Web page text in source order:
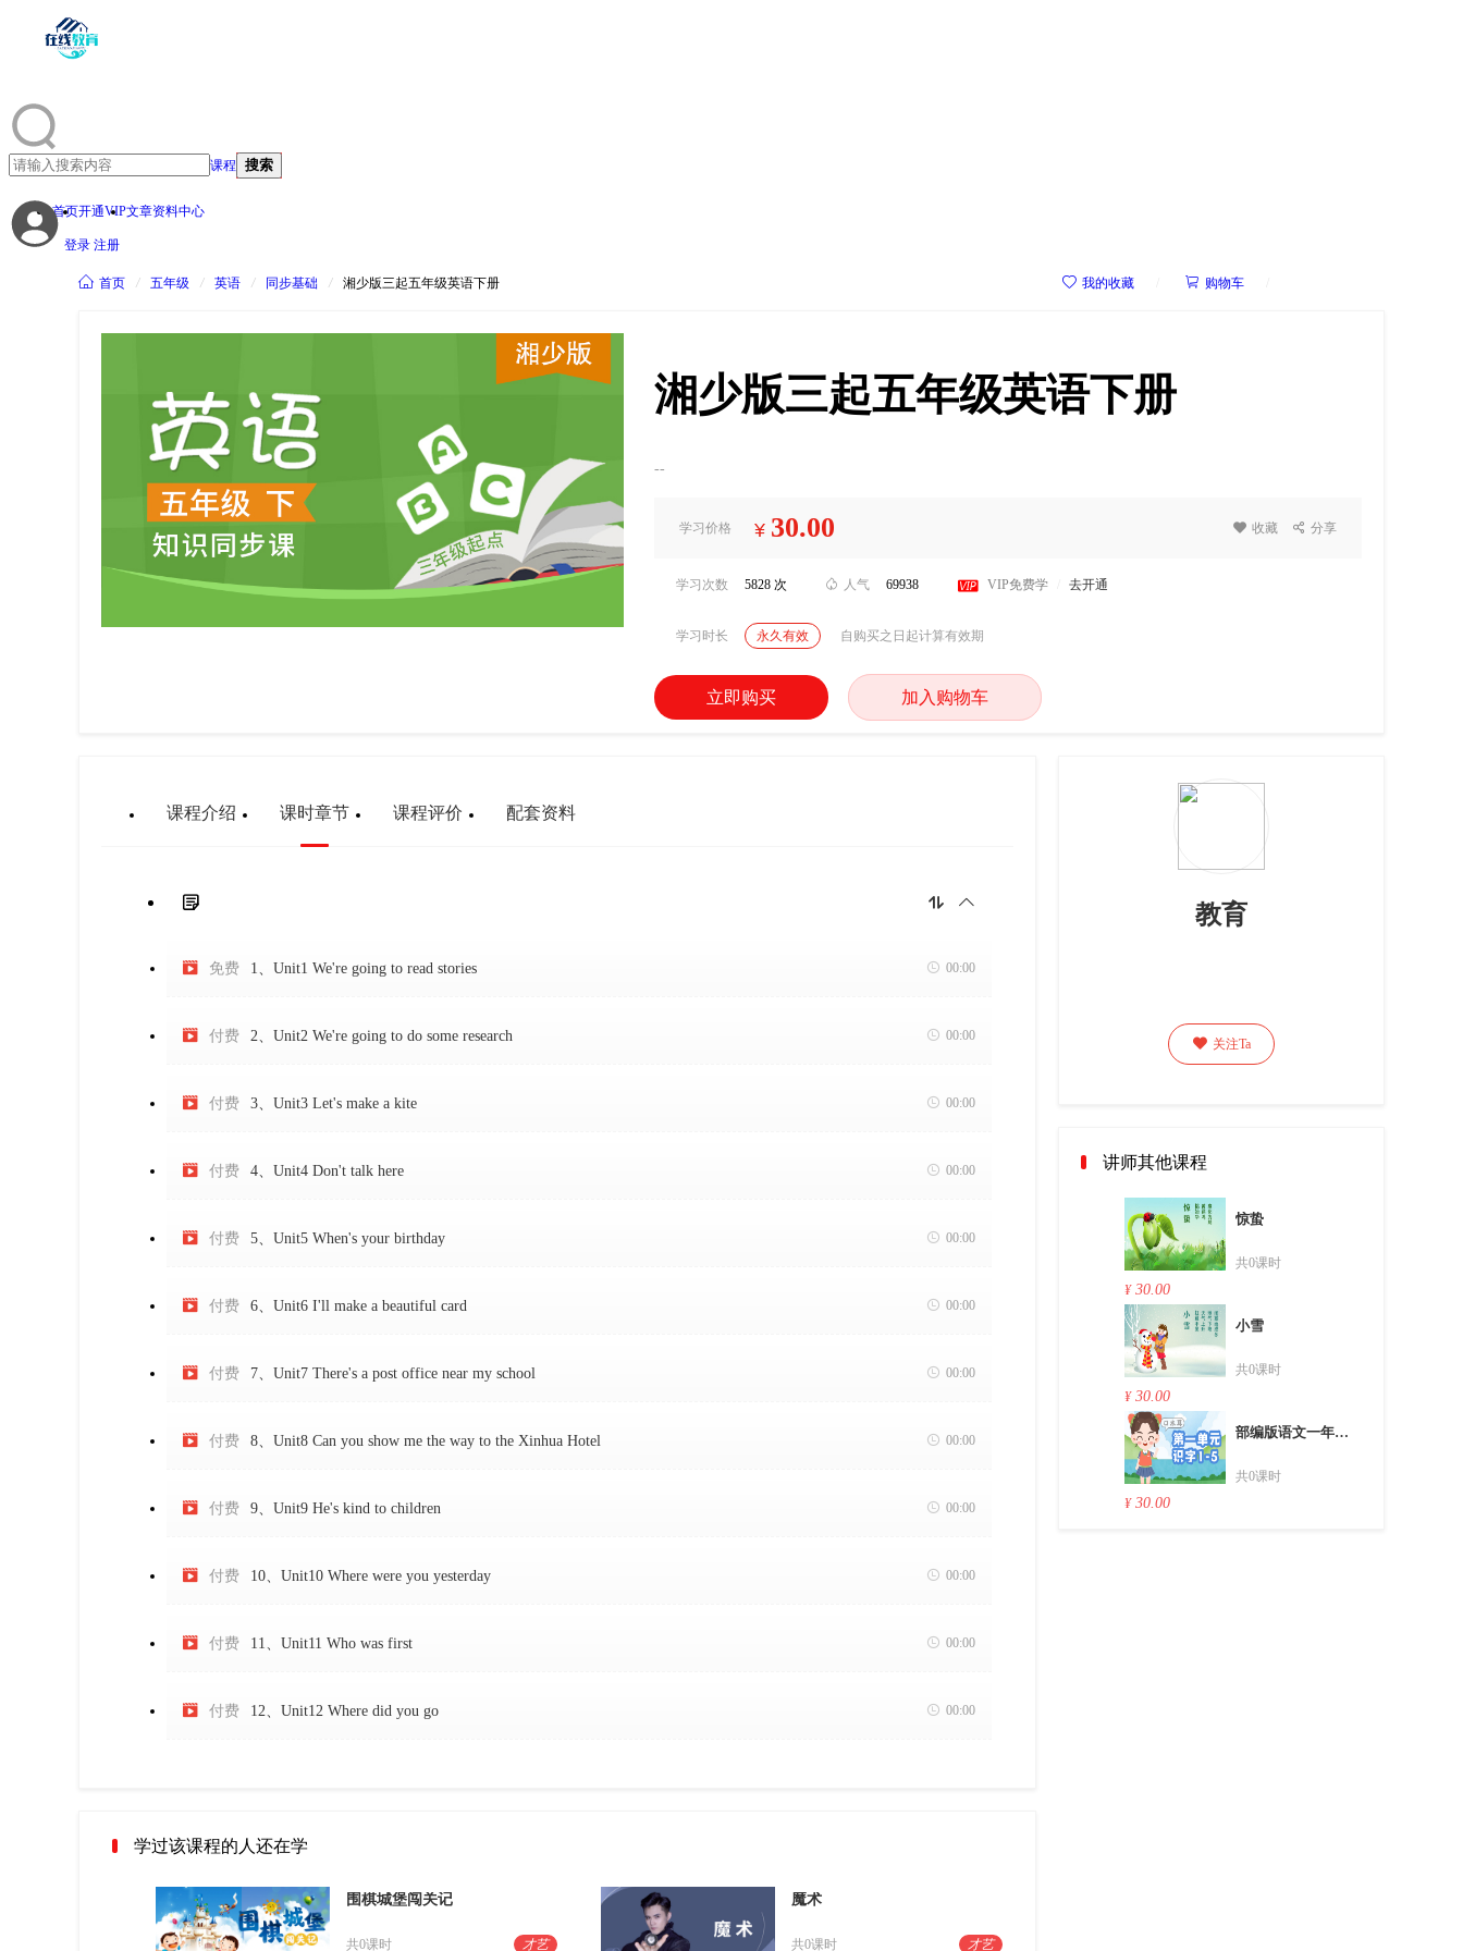
课程 搜索
登录 注册
首页开通VIP文章资料中心
 我的收藏  购物车
 首页 / 五年级 / 英语 / 同步基础 / 湘少版三起五年级英语下册
湘少版三起五年级英语下册
--
学习价格 ¥ 30.00  收藏  分享
学习次数 5828 次  人气 69938  VIP免费学 去开通
学习时长 永久有效 自购买之日起计算有效期
立即购买 加入购物车
课程介绍 课时章节 课程评价 配套资料
 

 00:00
 免费 1、Unit1 We're going to read stories
 00:00
 付费 2、Unit2 We're going to do some research
 00:00
 付费 3、Unit3 Let's make a kite
 00:00
 付费 4、Unit4 Don't talk here
 00:00
 付费 5、Unit5 When's your birthday
 00:00
 付费 6、Unit6 I'll make a beautiful card
 00:00
 付费 7、Unit7 There's a post office near my school
 00:00
 付费 8、Unit8 Can you show me the way to the Xinhua Hotel
 00:00
 付费 9、Unit9 He's kind to children
 00:00
 付费 10、Unit10 Where were you yesterday
 00:00
 付费 11、Unit11 Who was first
 00:00
 付费 12、Unit12 Where did you go
学过该课程的人还在学
围棋城堡闯关记
才艺
共0课时
魔术
才艺
共0课时
教育
 关注Ta
讲师其他课程
惊蛰
共0课时
¥30.00
小雪
共0课时
¥30.00
部编版语文一年级上第一单元
共0课时
¥30.00